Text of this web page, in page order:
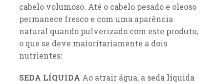
cabelo volumoso. Até o cabelo pesado e oleoso
permanece fresco e com uma aparência
natural quando pulverizado com este produto,
o que se deve maioritariamente a dois
nutrientes:
SEDA LÍQUIDA Ao atrair água, a seda líquida